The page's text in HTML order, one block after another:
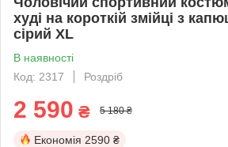
худі на короткій змійці з
сірий XL
В наявності
Код: 2317
Роздріб
2 590 ₴ 5 180 ₴
Економія 2590 ₴